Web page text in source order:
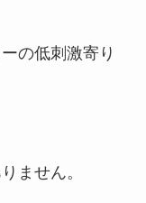
の低刺激寄り
ません。